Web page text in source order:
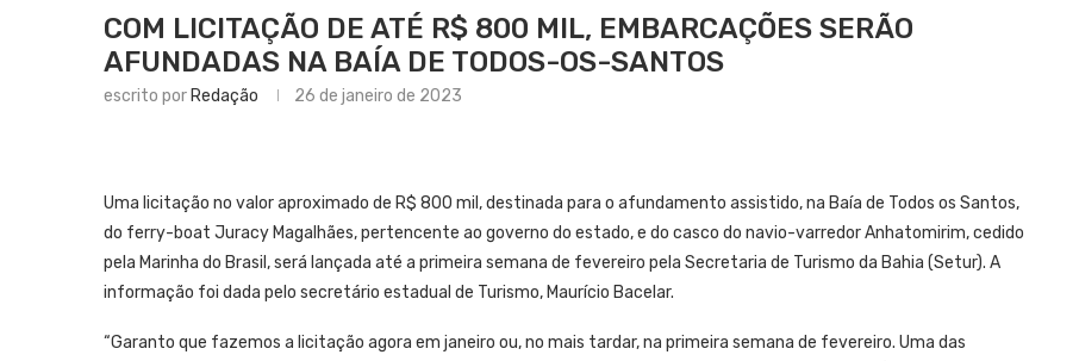
COM LICITAÇÃO DE ATÉ R$ 800 MIL, EMBARCAÇÕES SERÃO
AFUNDADAS NA BAÍA DE TODOS-OS-SANTOS
escrito por Redação 26 de janeiro de 2023
Uma licitação no valor aproximado de R$ 800 mil, destinada para o afundamento assistido, na Baía de Todos os Santos,
do ferry-boat Juracy Magalhães, pertencente ao governo do estado, e do casco do navio-varredor Anhatomirim, cedido
pela Marinha do Brasil, será lançada até a primeira semana de fevereiro pela Secretaria de Turismo da Bahia (Setur). A
informação foi dada pelo secretário estadual de Turismo, Maurício Bacelar.
“Garanto que fazemos a licitação agora em janeiro ou, no mais tardar, na primeira semana de fevereiro. Uma das